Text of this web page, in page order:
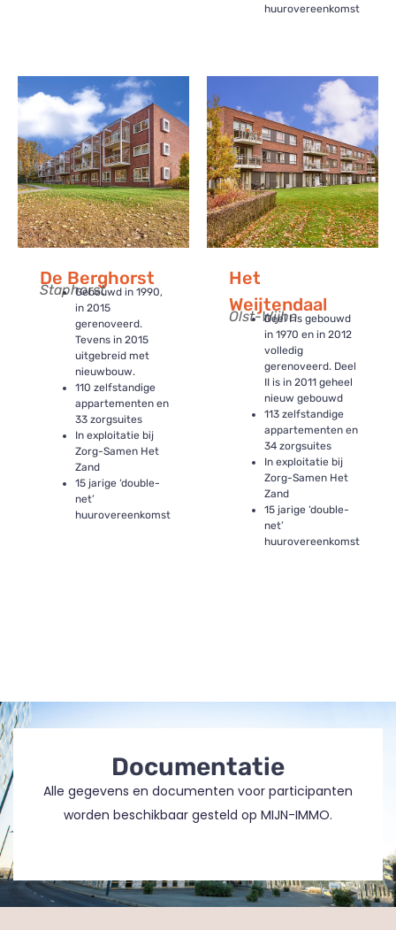
huurovereenkomst
De Berghorst
StaphorstGebouwd in 1990,
in 2015
gerenoveerd.
Tevens in 2015
uitgebreid met
nieuwbouw.
110 zelfstandige
appartementen en
33 zorgsuites
In exploitatie bij
Zorg-Samen Het
Zand
15 jarige ‘double-
net’
huurovereenkomst
Het
Weijtendaal
Olst-WijheDeel I is gebouwd
in 1970 en in 2012
volledig
gerenoveerd. Deel
II is in 2011 geheel
nieuw gebouwd
113 zelfstandige
appartementen en
34 zorgsuites
In exploitatie bij
Zorg-Samen Het
Zand
15 jarige ‘double-
net’
huurovereenkomst
Documentatie
Alle gegevens en documenten voor participanten
worden beschikbaar gesteld op MIJN-IMMO.